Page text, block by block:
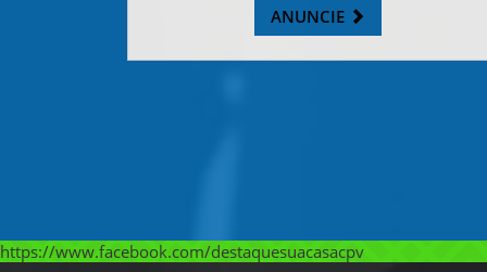
ANUNCIE
https://www.facebook.com/destaquesuacasacpv